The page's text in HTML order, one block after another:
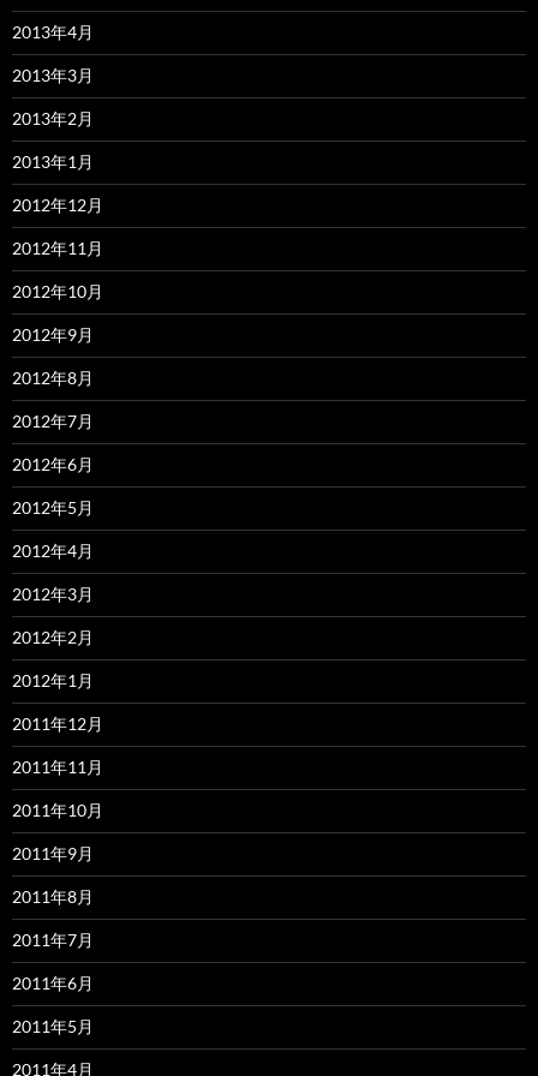
2013年4月
2013年3月
2013年2月
2013年1月
2012年12月
2012年11月
2012年10月
2012年9月
2012年8月
2012年7月
2012年6月
2012年5月
2012年4月
2012年3月
2012年2月
2012年1月
2011年12月
2011年11月
2011年10月
2011年9月
2011年8月
2011年7月
2011年6月
2011年5月
2011年4月